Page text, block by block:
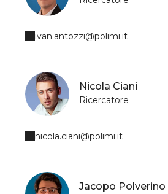
ivan.antozzi@polimi.it
Nicola Ciani
Ricercatore
nicola.ciani@polimi.it
Jacopo Polverino